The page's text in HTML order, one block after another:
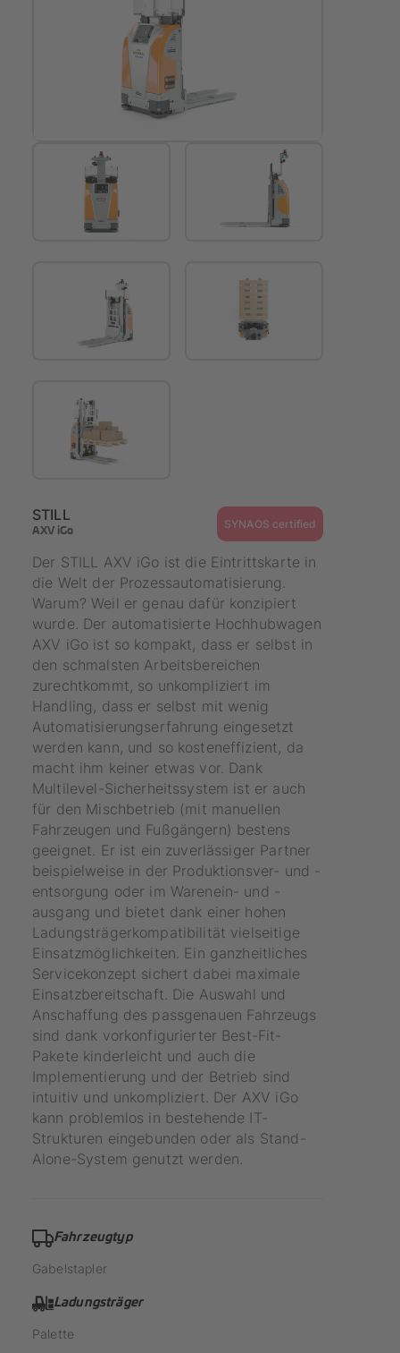
STILL
AXV iGo SYNAOS certified
Der STILL AXV iGo ist die Eintrittskarte in
die Welt der Prozessautomatisierung.
Warum? Weil er genau dafür konzipiert
wurde. Der automatisierte Hochhubwagen
AXV iGo ist so kompakt, dass er selbst in
den schmalsten Arbeitsbereichen
zurechtkommt, so unkompliziert im
Handling, dass er selbst mit wenig
Automatisierungserfahrung eingesetzt
werden kann, und so kosteneffizient, da
macht ihm keiner etwas vor. Dank
Multilevel-Sicherheitssystem ist er auch
für den Mischbetrieb (mit manuellen
Fahrzeugen und Fußgängern) bestens
geeignet. Er ist ein zuverlässiger Partner
beispielweise in der Produktionsver- und -
entsorgung oder im Warenein- und -
ausgang und bietet dank einer hohen
Ladungsträgerkompatibilität vielseitige
Einsatzmöglichkeiten. Ein ganzheitliches
Servicekonzept sichert dabei maximale
Einsatzbereitschaft. Die Auswahl und
Anschaffung des passgenauen Fahrzeugs
sind dank vorkonfigurierter Best-Fit-
Pakete kinderleicht und auch die
Implementierung und der Betrieb sind
intuitiv und unkompliziert. Der AXV iGo
kann problemlos in bestehende IT-
Strukturen eingebunden oder als Stand-
Alone-System genutzt werden.
Fahrzeugtyp
Gabelstapler
Ladungsträger
Palette